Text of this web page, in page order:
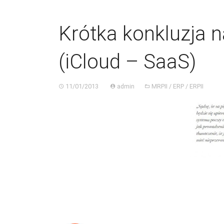
Krótka konkluzja
(iCloud – SaaS)
11/01/2013 admin MRPII / ERP / ERPII